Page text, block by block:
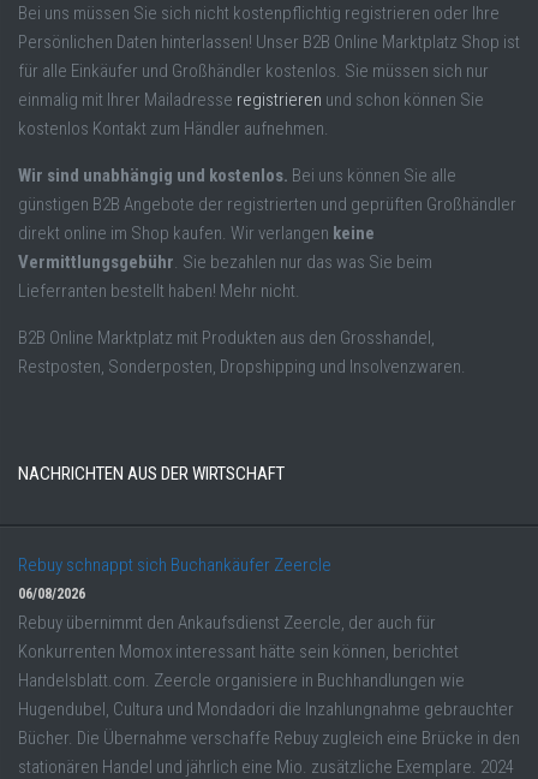
Bei uns müssen Sie sich nicht kostenpflichtig registrieren oder Ihre
Persönlichen Daten hinterlassen! Unser B2B Online Marktplatz Shop ist
für alle Einkäufer und Großhändler kostenlos. Sie müssen sich nur
einmalig mit Ihrer Mailadresse registrieren und schon können Sie
kostenlos Kontakt zum Händler aufnehmen.
Wir sind unabhängig und kostenlos. Bei uns können Sie alle
günstigen B2B Angebote der registrierten und geprüften Großhändler
direkt online im Shop kaufen. Wir verlangen keine
Vermittlungsgebühr. Sie bezahlen nur das was Sie beim
Lieferranten bestellt haben! Mehr nicht.
B2B Online Marktplatz mit Produkten aus den Grosshandel,
Restposten, Sonderposten, Dropshipping und Insolvenzwaren.
NACHRICHTEN AUS DER WIRTSCHAFT
Rebuy schnappt sich Buchankäufer Zeercle
06/08/2026
Rebuy übernimmt den Ankaufsdienst Zeercle, der auch für
Konkurrenten Momox interessant hätte sein können, berichtet
Handelsblatt.com. Zeercle organisiere in Buchhandlungen wie
Hugendubel, Cultura und Mondadori die Inzahlungnahme gebrauchter
Bücher. Die Übernahme verschaffe Rebuy zugleich eine Brücke in den
stationären Handel und jährlich eine Mio. zusätzliche Exemplare. 2024